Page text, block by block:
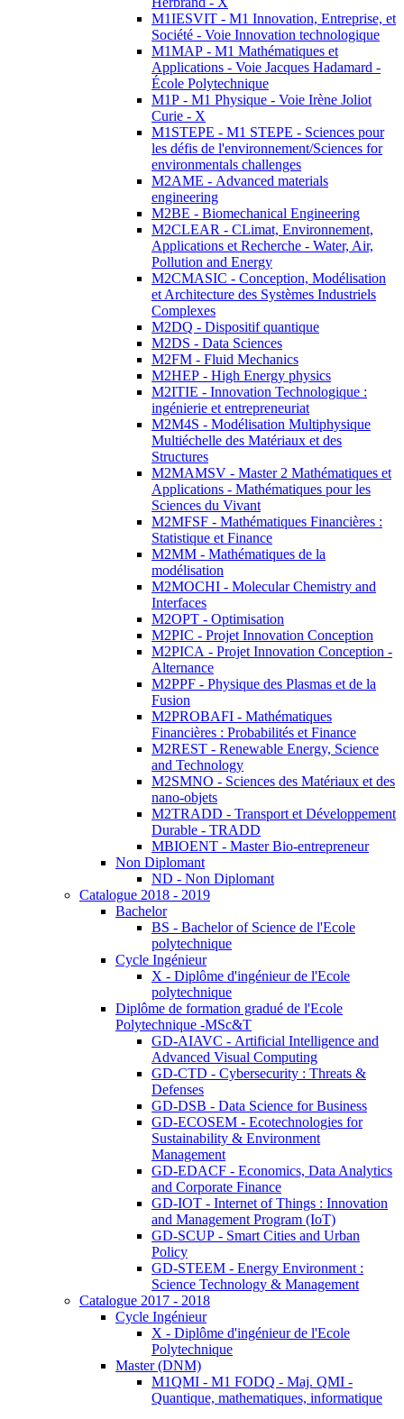
M1IESVIT - M1 Innovation, Entreprise, et
Société - Voie Innovation technologique
M1MAP - M1 Mathématiques et
Applications - Voie Jacques Hadamard -
École Polytechnique
M1P - M1 Physique - Voie Irène Joliot
Curie - X
M1STEPE - M1 STEPE - Sciences pour
les défis de l'environnement/Sciences for
environmentals challenges
M2AME - Advanced materials
engineering
M2BE - Biomechanical Engineering
M2CLEAR - CLimat, Environnement,
Applications et Recherche - Water, Air,
Pollution and Energy
M2CMASIC - Conception, Modélisation
et Architecture des Systèmes Industriels
Complexes
M2DQ - Dispositif quantique
M2DS - Data Sciences
M2FM - Fluid Mechanics
M2HEP - High Energy physics
M2ITIE - Innovation Technologique :
ingénierie et entrepreneuriat
M2M4S - Modélisation Multiphysique
Multiéchelle des Matériaux et des
Structures
M2MAMSV - Master 2 Mathématiques et
Applications - Mathématiques pour les
Sciences du Vivant
M2MFSF - Mathématiques Financières :
Statistique et Finance
M2MM - Mathématiques de la
modélisation
M2MOCHI - Molecular Chemistry and
Interfaces
M2OPT - Optimisation
M2PIC - Projet Innovation Conception
M2PICA - Projet Innovation Conception -
Alternance
M2PPF - Physique des Plasmas et de la
Fusion
M2PROBAFI - Mathématiques
Financières : Probabilités et Finance
M2REST - Renewable Energy, Science
and Technology
M2SMNO - Sciences des Matériaux et des
nano-objets
M2TRADD - Transport et Développement
Durable - TRADD
MBIOENT - Master Bio-entrepreneur
Non Diplomant
ND - Non Diplomant
Catalogue 2018 - 2019
Bachelor
BS - Bachelor of Science de l'Ecole
polytechnique
Cycle Ingénieur
X - Diplôme d'ingénieur de l'Ecole
polytechnique
Diplôme de formation gradué de l'Ecole
Polytechnique -MSc&T
GD-AIAVC - Artificial Intelligence and
Advanced Visual Computing
GD-CTD - Cybersecurity : Threats &
Defenses
GD-DSB - Data Science for Business
GD-ECOSEM - Ecotechnologies for
Sustainability & Environment
Management
GD-EDACF - Economics, Data Analytics
and Corporate Finance
GD-IOT - Internet of Things : Innovation
and Management Program (IoT)
GD-SCUP - Smart Cities and Urban
Policy
GD-STEEM - Energy Environment :
Science Technology & Management
Catalogue 2017 - 2018
Cycle Ingénieur
X - Diplôme d'ingénieur de l'Ecole
Polytechnique
Master (DNM)
M1QMI - M1 FODQ - Maj. QMI -
Quantique, mathematiques, informatique